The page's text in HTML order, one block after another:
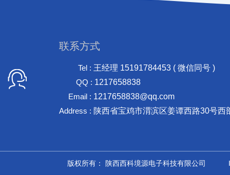
联系方式
Tel : 王经理 15191784453 ( 微信同号 )
QQ : 1217658838
Email : 1217658838@qq.com
Address : 陕西省宝鸡市渭滨区姜谭西路30号
版权所有： 陕西西科境源电子科技有限公司